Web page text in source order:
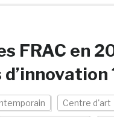
FRAC en
Centre d'art